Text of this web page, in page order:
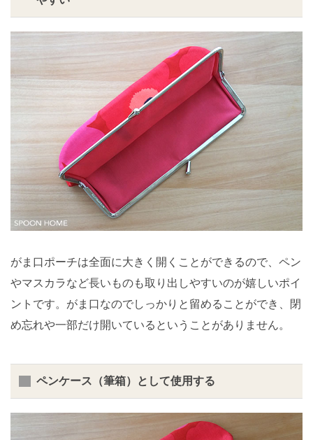
がま口ポーチは全面に大きく開くことができるので、ペン
やマスカラなど長いものも取り出しやすいのが嬉しいポイ
ントです。がま口なのでしっかりと留めることができ、閉
め忘れや一部だけ開いているということがありません。
ペンケース（筆箱）として使用する